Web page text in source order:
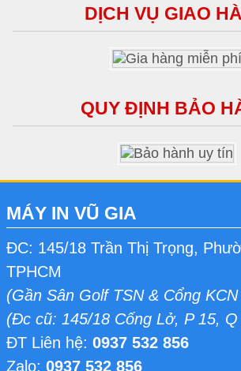
DỊCH VỤ GIAO
QUY ĐỊNH BẢO
MÁY IN VŨ GIA
ĐC: 145/18 Trần Thị Trọng,
TPHCM
(Gần Sân Golf TSN & Cổng
(Đc cũ: 145/18 Cống Lở, P 15,
ĐT Liên hệ: 0937 532 856
Zalo: 0937 532 856